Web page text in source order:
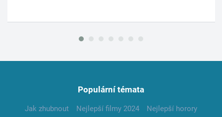
Populární témata
Jak zhubnout Nejlepší filmy 2024
Nejlepší horory